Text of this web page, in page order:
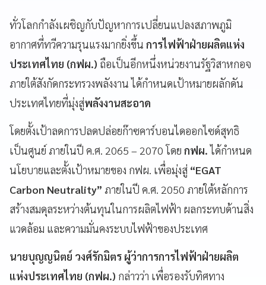
ทั่วโลกกำลังเผชิญกับปัญหาการเปลี่ยนแปลงสภาพภูมิ
อากาศที่ทวีความรุนแรงมากยิ่งขึ้น การไฟฟ้าฝ่ายผลิตแห่ง
ประเทศไทย (กฟผ.) ถือเป็นอีกหนึ่งหน่วยงานรัฐวิสาหกอจ
ภายใต้สังกัดกระทรวงพลังงาน ได้กำหนดเป้าหมายผลักดัน
ประเทศไทยที่มุ่งสู่พลังงานสะอาด
โดยตั้งเป้าลดการปลดปล่อยก๊าซคาร์บอนไดออกไซด์สุทธิ
เป็นศูนย์ ภายในปี ค.ศ. 2065 – 2070 โดย กฟผ.ได้กำหนด
นโยบายและตั้งเป้าหมายของ กฟผ. เพื่อมุ่งสู่ “EGAT
Carbon Neutrality” ภายในปี ค.ศ. 2050 ภายใต้หลักการ
สร้างสมดุลระหว่างต้นทุนในการผลิตไฟฟ้า ผลกระทบด้านสิ่ง
แวดล้อม และความมั่นคงระบบไฟฟ้าของประเทศ
นายบุญญนิตย์ วงศ์รักมิตร ผู้ว่าการการไฟฟ้าฝ่ายผลิต
แห่งประเทศไทย (กฟผ.) กล่าวว่า เพื่อรองรับทิศทาง